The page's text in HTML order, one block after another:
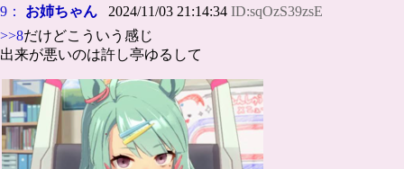
9： お姉ちゃん 2024/11/03 21:14:34 ID:sqOzS39zsE
>>8だけどこういう感じ
出来が悪いのは許し亭ゆるして